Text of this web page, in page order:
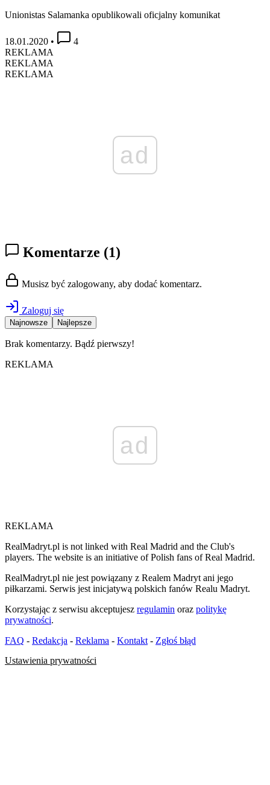
Unionistas Salamanka opublikowali oficjalny komunikat
18.01.2020 •
4
REKLAMA
REKLAMA
REKLAMA
ad
Komentarze (1)
Musisz być zalogowany, aby dodać komentarz.
Zaloguj się
Najnowsze Najlepsze
Brak komentarzy. Bądź pierwszy!
REKLAMA
ad
REKLAMA
RealMadryt.pl is not linked with Real Madrid and the Club's
players. The website is an initiative of Polish fans of Real Madrid.
RealMadryt.pl nie jest powiązany z Realem Madryt ani jego
piłkarzami. Serwis jest inicjatywą polskich fanów Realu Madryt.
Korzystając z serwisu akceptujesz regulamin oraz politykę
prywatności.
FAQ - Redakcja - Reklama - Kontakt - Zgłoś błąd
Ustawienia prywatności